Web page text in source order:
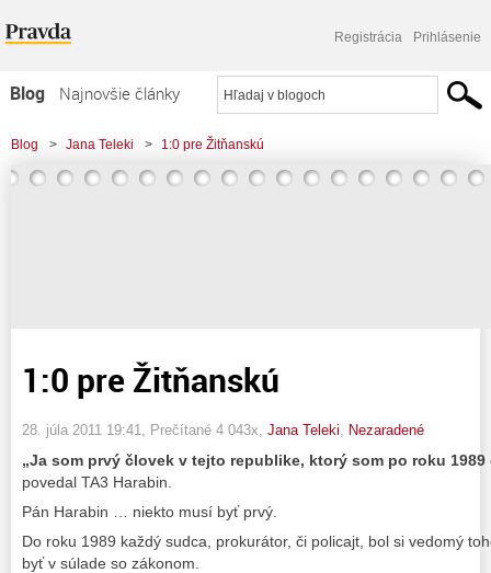
Registrácia Prihlásenie
Blog
Najnovšie články
Najčítanejšie články
Najkomentovanejšie články
Blog > Jana Teleki > 1:0 pre Žitňanskú
1:0 pre Žitňanskú
28. júla 2011 19:41 , Prečítané 4 043x, Jana Teleki Nezaradené
„Ja som prvý človek v tejto republike, ktorý som po roku 1989
povedal TA3 Harabin.
Pán Harabin … niekto musí byť prvý.
Do roku 1989 každý sudca, prokurátor, či policajt, bol si vedomý
byť v súlade so zákonom.